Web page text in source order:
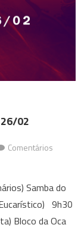
02
Comentários
Samba do
9h30
Bloco da Oca